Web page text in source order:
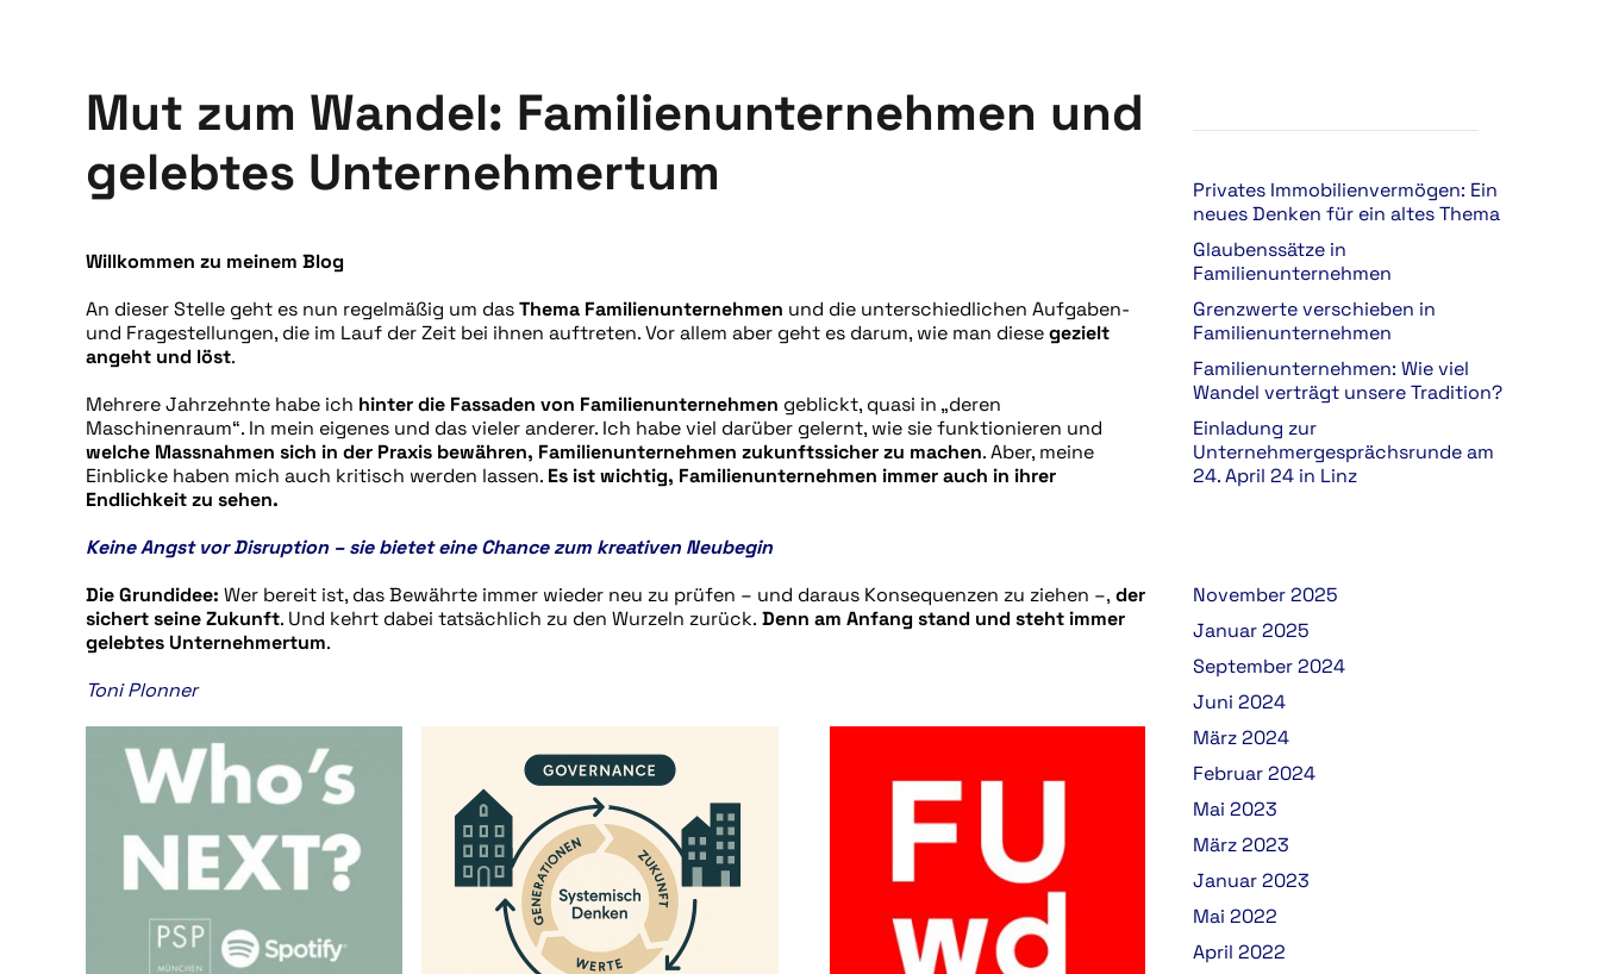
Mut zum Wandel: Familienunternehmen und
gelebtes Unternehmertum
Willkommen zu meinem Blog
An dieser Stelle geht es nun regelmäßig um dasThema Familienunternehmen und die unterschiedlichen Aufgaben-
und Fragestellungen, die im Lauf der Zeit bei ihnen auftreten. Vor allem aber geht es darum, wie man diesegezielt
angeht und löst.
Mehrere Jahrzehnte habe ich hinter die Fassaden von Familienunternehmen geblickt, quasi in „deren
Maschinenraum“. In mein eigenes und das vieler anderer. Ich habe viel darüber gelernt, wie sie funktionieren und
welche Massnahmen sich in der Praxis bewähren, Familienunternehmen zukunftssicher zu machen. Aber, meine
Einblicke haben mich auch kritisch werden lassen. Es ist wichtig, Familienunternehmen immer auch in ihrer
Endlichkeit zu sehen.
Keine Angst vor Disruption – sie bietet eine Chance zum kreativen Neubegin
Die Grundidee: Wer bereit ist, das Bewährte immer wieder neu zu prüfen – und daraus Konsequenzen zu ziehen –, der
sichert seine Zukunft. Und kehrt dabei tatsächlich zu den Wurzeln zurück. Denn am Anfang stand und steht immer
gelebtes Unternehmertum.
Toni Plonner
Privates Immobilienvermögen: Ein
neues Denken für ein altes Thema
Glaubenssätze in
Familienunternehmen
Grenzwerte verschieben in
Familienunternehmen
Familienunternehmen: Wie viel
Wandel verträgt unsere Tradition?
Einladung zur
Unternehmergesprächsrunde am
24. April 24 in Linz
November 2025
Januar 2025
September 2024
Juni 2024
März 2024
Februar 2024
Mai 2023
März 2023
Januar 2023
Mai 2022
April 2022